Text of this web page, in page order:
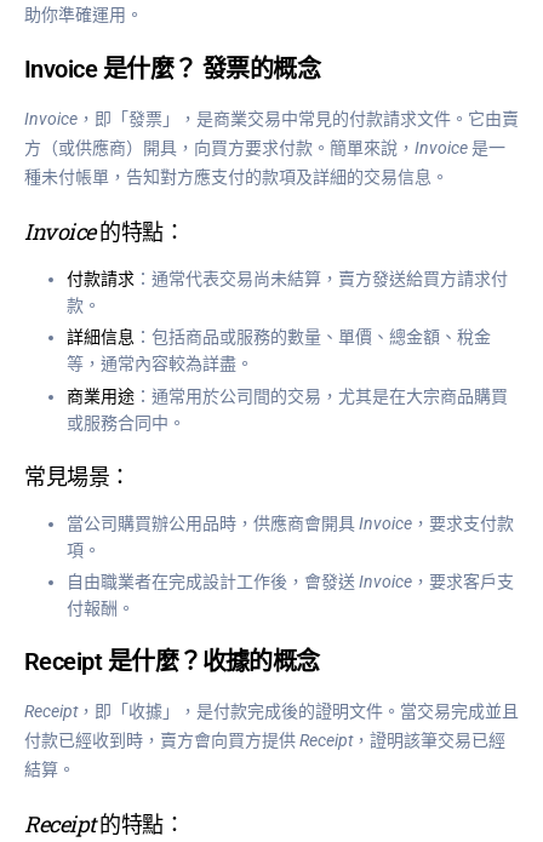
助你準確運用。
Invoice 是什麼？ 發票的概念
Invoice ，即「發票」，是商業交易中常見的付款請求文件。它由賣
方（或供應商）開具，向買方要求付款。簡單來說， Invoice是一
種未付帳單，告知對方應支付的款項及詳細的交易信息。
Invoice的特點：
付款請求 ：通常代表交易尚未結算，賣方發送給買方請求付
款。
詳細信息 ：包括商品或服務的數量、單價、總金額、稅金
等，通常內容較為詳盡。
商業用途 ：通常用於公司間的交易，尤其是在大宗商品購買
或服務合同中。
常見場景：
當公司購買辦公用品時，供應商會開具Invoice ，要求支付款
項。
自由職業者在完成設計工作後，會發送Invoice ，要求客戶支
付報酬。
Receipt 是什麼？收據的概念
Receipt，即「收據」，是付款完成後的證明文件。當交易完成並且
付款已經收到時，賣方會向買方提供Receipt，證明該筆交易已經
結算。
Receipt的特點：